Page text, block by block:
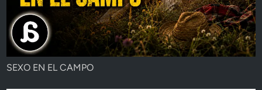
SEXO EN EL CAMPO